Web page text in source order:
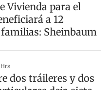
Vivienda para el
a 12
Sheinbaum
dos tráileres y dos